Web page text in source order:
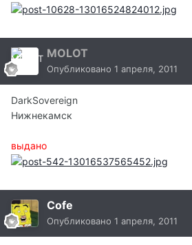
MOLOT
Опубликовано 1 апреля, 2011
DarkSovereign
Нижнекамск
выдано
Cofe
Опубликовано 1 апреля, 2011